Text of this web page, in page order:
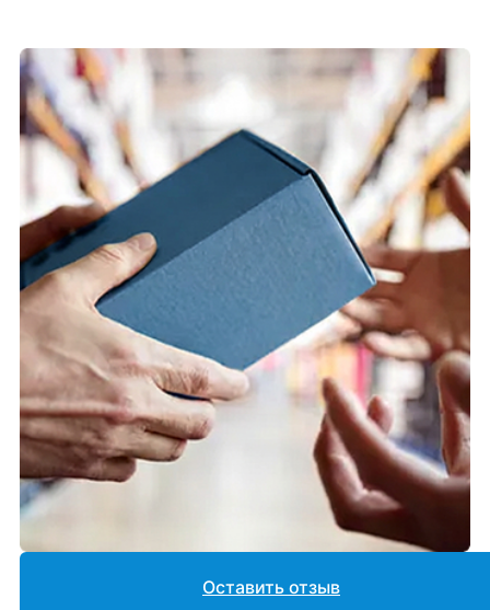
Оставить отзыв